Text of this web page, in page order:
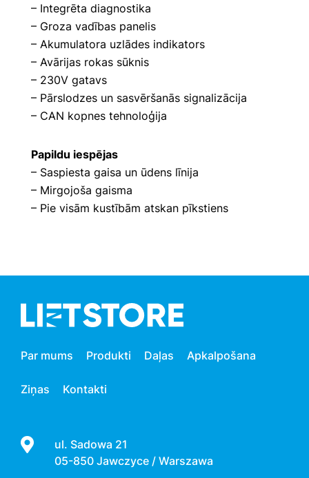
– Integrēta diagnostika
– Groza vadības panelis
– Akumulatora uzlādes indikators
– Avārijas rokas sūknis
– 230V gatavs
– Pārslodzes un sasvēršanās signalizācija
– CAN kopnes tehnoloģija
Papildu iespējas
– Saspiesta gaisa un ūdens līnija
– Mirgojoša gaisma
– Pie visām kustībām atskan pīkstiens
Par mums Produkti Daļas Apkalpošana
Ziņas Kontakti
ul. Sadowa 21
05-850 Jawczyce / Warszawa